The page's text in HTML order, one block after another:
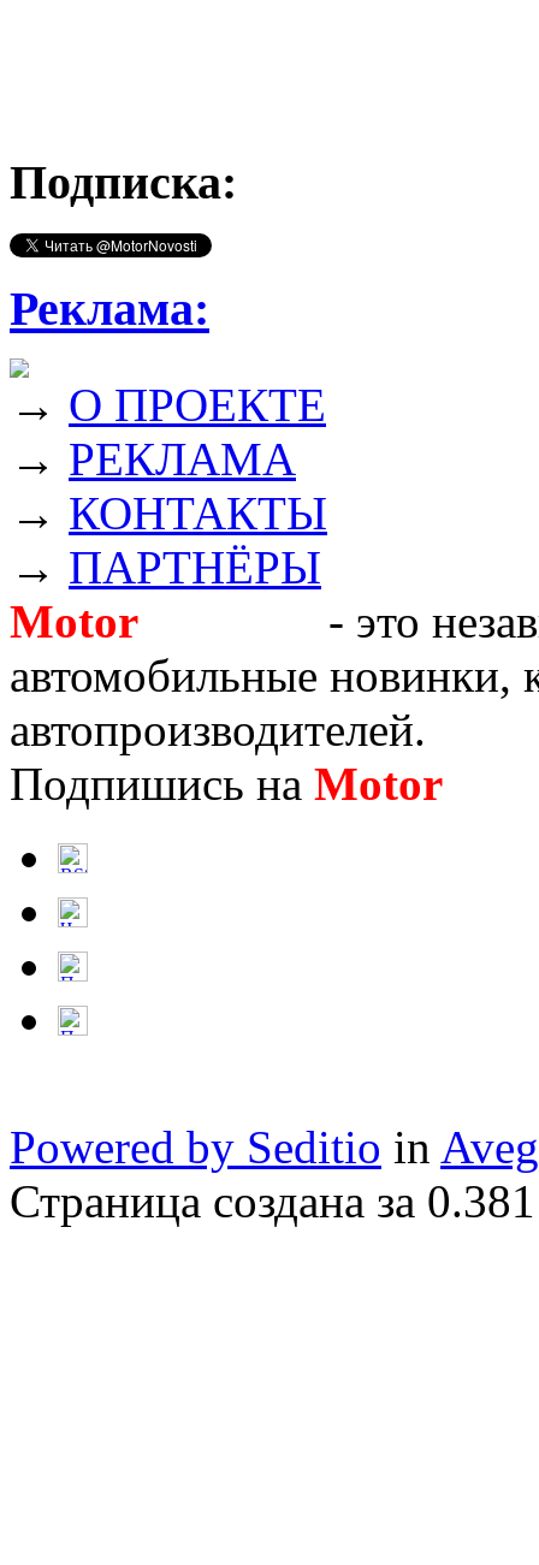
Подписка:
Реклама:
→ О ПРОЕКТЕ
→ РЕКЛАМА
→ КОНТАКТЫ
→ ПАРТНЁРЫ
Motor
- это
автомобильные новинки,
автопроизводителей.
Подпишись на Motor
Powered by Seditio in
Страница создана за